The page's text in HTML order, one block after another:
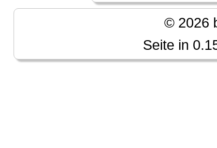
© 2026
Seite in